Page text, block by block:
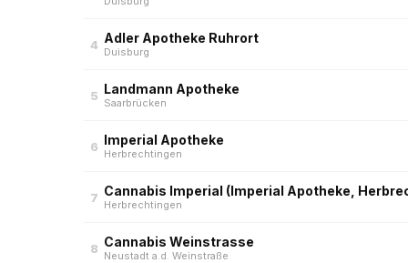
4 Adler Apotheke Ruhrort
Duisburg
5 Landmann Apotheke
Saarbrücken
6 Imperial Apotheke
Herbrechtingen
7 Cannabis Imperial (Imperial Apotheke,
Herbrechtingen
8 Cannabis Weinstrasse
Neustadt a.d. Weinstraße